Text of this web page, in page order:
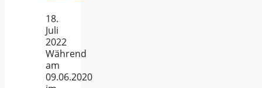
18.
Juli
2022
Während
am
09.06.2020